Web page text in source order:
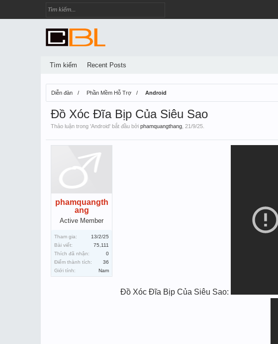
Diễn đàn Phần Mềm Hỗ Trợ Android
Đồ Xóc Đĩa Bịp Của Siêu Sao
Thảo luận trong 'Android' bắt đầu bởi phamquangthang 21/9/25
phamquangth
ang
Active Member
Tham gia:
13/2/25
Bài viết:
75,111
Thích đã nhận:
0
Điểm thành tích:
36
Giới tính:
Nam
Đồ Xóc Đĩa Bịp Của Siêu Sao:
Tìm kiếm Recent Posts